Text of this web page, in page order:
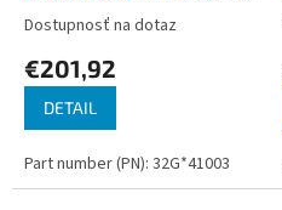
Navy
Dostupnosť na dotaz
€201,92
DETAIL
Part number (PN): 32G*41003